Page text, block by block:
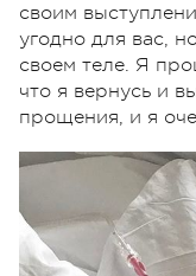
своим
угодно для вас,
своем теле. Я
что я вернусь и
прощения, и я